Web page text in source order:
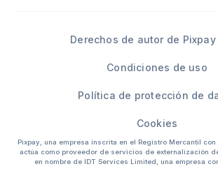
Derechos de autor de
Condiciones de uso
Política de protección de
Cookies
Pixpay, una empresa inscrita en el Registro Mercantil con
actúa como proveedor de servicios de externalización
en nombre de IDT Services Limited, una empresa